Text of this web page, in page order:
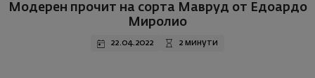
Модерен прочит на сорта Мавруд от Едоардо
Миролио
22.04.2022 2 минути